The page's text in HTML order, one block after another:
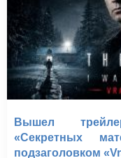
Вышел
«Секретных
подзаголовком